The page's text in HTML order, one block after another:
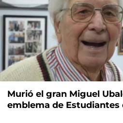
Murió el gran Miguel
emblema de Estudiantes